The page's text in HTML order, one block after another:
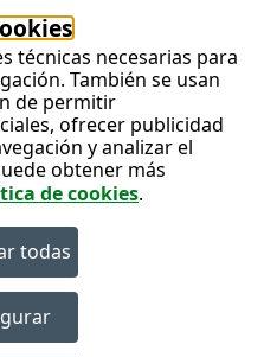
técnicas necesarias para
También se usan
de permitir
ofrecer publicidad
y analizar el
obtener más
de cookies.